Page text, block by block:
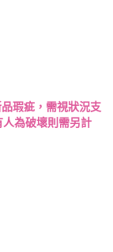
瑕疵，需視狀況支
為破壞則需另計